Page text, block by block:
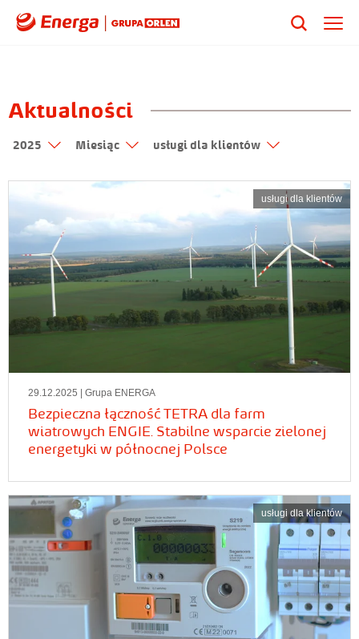
Aktualności
2025 Miesiąc usługi dla klientów
usługi dla klientów
29.12.2025 | Grupa ENERGA
Bezpieczna łączność TETRA dla farm
wiatrowych ENGIE. Stabilne wsparcie zielonej
energetyki w północnej Polsce
usługi dla klientów